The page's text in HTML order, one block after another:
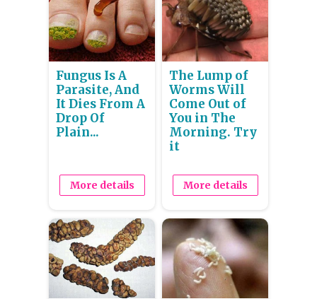
Fungus Is A
Parasite, And
It Dies From A
Drop Of
Plain...
More details
The Lump of
Worms Will
Come Out of
You in The
Morning. Try
it
More details